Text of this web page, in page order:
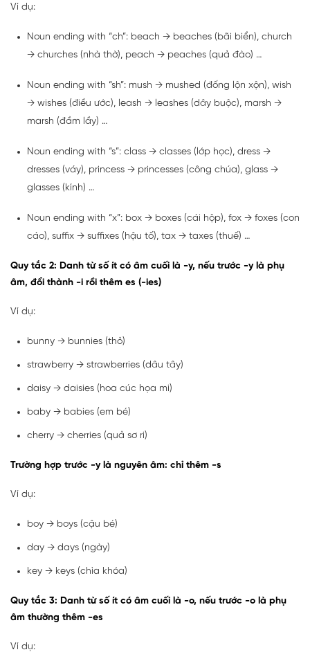
Ví dụ:
Noun ending with “ch”: beach → beaches (bãi biển), church
→ churches (nhà thờ), peach → peaches (quả đào) …
Noun ending with “sh”: mush → mushed (đống lộn xộn), wish
→ wishes (điều ước), leash → leashes (dây buộc), marsh →
marsh (đầm lầy) …
Noun ending with “s”: class → classes (lớp học), dress →
dresses (váy), princess → princesses (công chúa), glass →
glasses (kính) …
Noun ending with “x”: box → boxes (cái hộp), fox → foxes (con
cáo), suffix → suffixes (hậu tố), tax → taxes (thuế) …
Quy tắc 2: Danh từ số ít có âm cuối là -y, nếu trước -y là phụ
âm, đổi thành -i rồi thêm es (-ies)
Ví dụ:
bunny → bunnies (thỏ)
strawberry → strawberries (dâu tây)
daisy → daisies (hoa cúc họa mi)
baby → babies (em bé)
cherry → cherries (quả sơ ri)
Trường hợp trước -y là nguyên âm: chỉ thêm -s
Ví dụ:
boy → boys (cậu bé)
day → days (ngày)
key → keys (chìa khóa)
Quy tắc 3: Danh từ số ít có âm cuối là -o, nếu trước -o là phụ
âm thường thêm -es
Ví dụ: